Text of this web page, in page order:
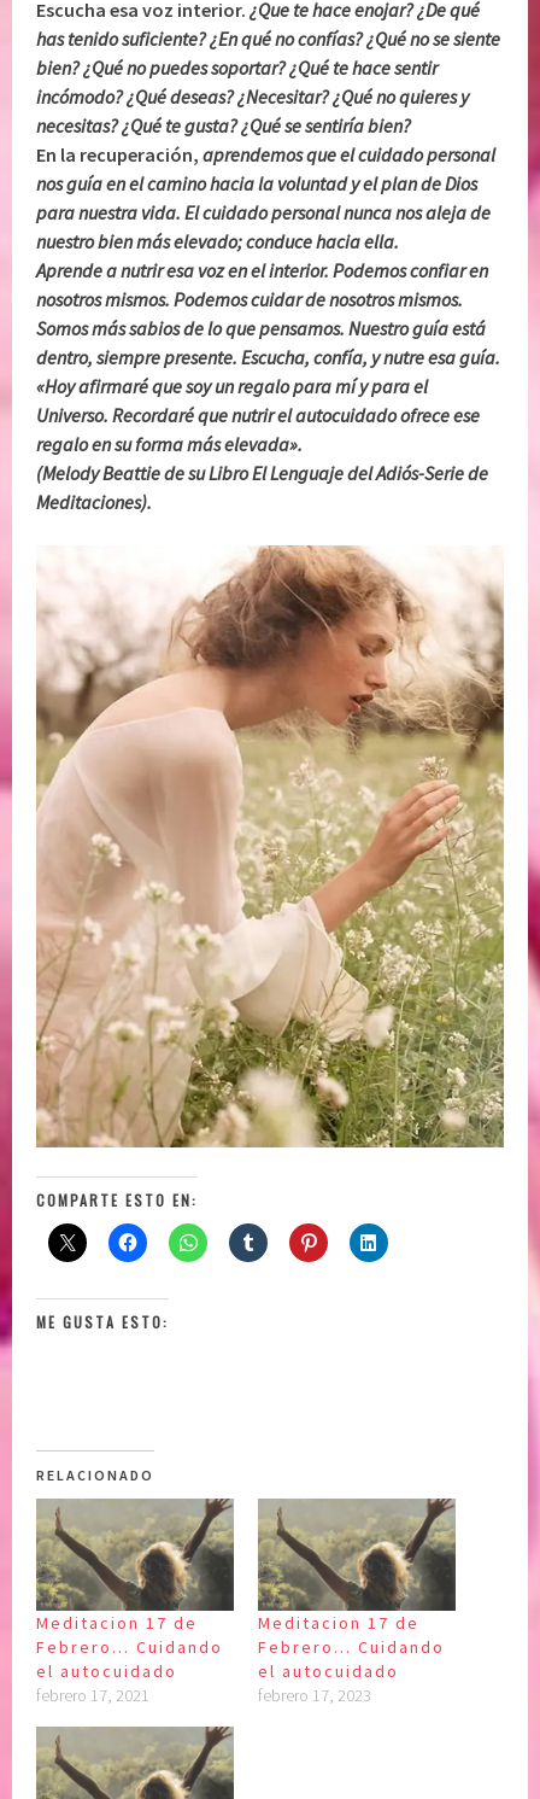
Escucha esa voz interior.¿Que te hace enojar? ¿De qué
has tenido suficiente? ¿En qué no confías? ¿Qué no se siente
bien? ¿Qué no puedes soportar? ¿Qué te hace sentir
incómodo? ¿Qué deseas? ¿Necesitar? ¿Qué no quieres y
necesitas? ¿Qué te gusta? ¿Qué se sentiría bien?
En la recuperación,aprendemos que el cuidado personal
nos guía en el camino hacia la voluntad y el plan de Dios
para nuestra vida. El cuidado personal nunca nos aleja de
nuestro bien más elevado; conduce hacia ella.
Aprende a nutrir esa voz en el interior. Podemos confiar en
nosotros mismos. Podemos cuidar de nosotros mismos.
Somos más sabios de lo que pensamos. Nuestro guía está
dentro, siempre presente. Escucha, confía, y nutre esa guía.
«Hoy afirmaré que soy un regalo para mí y para el
Universo. Recordaré que nutrir el autocuidado ofrece ese
regalo en su forma más elevada».
(Melody Beattie de su Libro El Lenguaje del Adiós-Serie de
Meditaciones).
COMPARTE ESTO EN:
ME GUSTA ESTO:
RELACIONADO
Meditacion 17 de
Febrero… Cuidando
el autocuidado
febrero 17, 2021
Meditacion 17 de
Febrero… Cuidando
el autocuidado
febrero 17, 2023